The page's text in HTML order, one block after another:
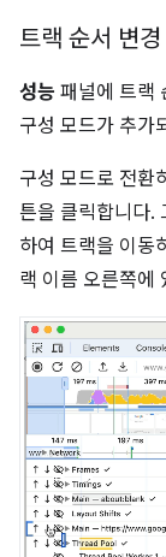
트랙 순서 변경
성능 패널에 트랙
구성 모드가 추가
구성 모드로 전환
튼을 클릭합니다.
하여 트랙을 이동
랙 이름 오른쪽에